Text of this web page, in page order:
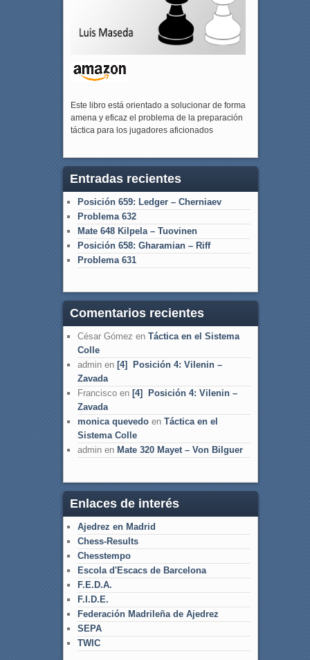
Este libro está orientado a solucionar de forma
amena y eficaz el problema de la preparación
táctica para los jugadores aficionados
Entradas recientes
Posición 659: Ledger – Cherniaev
Problema 632
Mate 648 Kilpela – Tuovinen
Posición 658: Gharamian – Riff
Problema 631
Comentarios recientes
César Gómez en Táctica en el Sistema
Colle
adminen [4] Posición 4: Vilenin –
Zavada
Franciscoen [4] Posición 4: Vilenin –
Zavada
monica quevedoen Táctica en el
Sistema Colle
adminen Mate 320 Mayet – Von Bilguer
Enlaces de interés
Ajedrez en Madrid
Chess-Results
Chesstempo
Escola d'Escacs de Barcelona
F.E.D.A.
F.I.D.E.
Federación Madrileña de Ajedrez
SEPA
TWIC